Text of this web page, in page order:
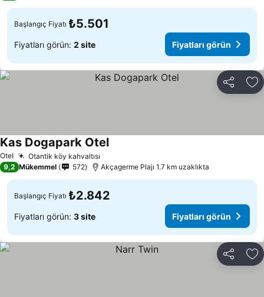
Başlangıç Fiyatı ₺5.501
Fiyatları görün: 2 site Fiyatları görün
Paylaş
Otel Otantik köy kahvaltısı
Kas Dogapark Otel
9,2 Mükemmel 572 Akçagerme Plajı 1.7 km uzaklıkta
Başlangıç Fiyatı ₺2.842
Fiyatları görün: 3 site Fiyatları görün
Paylaş